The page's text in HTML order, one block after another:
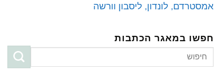
אמסטרדם, לונדון, ליסבון וורשה
חפשו במאגר הכתבות